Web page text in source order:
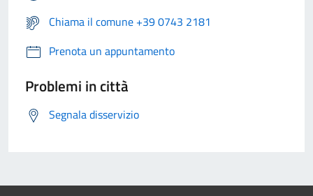
Chiama il comune +39 0743 2181
Prenota un appuntamento
Problemi in città
Segnala disservizio